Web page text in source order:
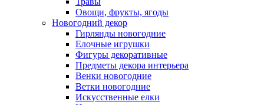
Овощи, фрукты, ягоды
Новогодний декор
Гирлянды новогодние
Елочные игрушки
Фигуры декоративные
Предметы декора интерьера
Венки новогодние
Ветки новогодние
Искусственные елки